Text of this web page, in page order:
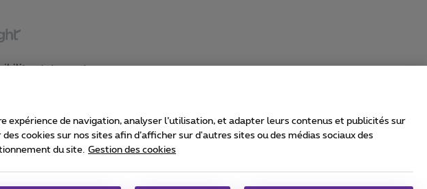
statement
Carrier & Wholesale Solutions
de navigation, analyser l’utilisation, et adapter leurs contenus et publicités sur
cookies sur nos sites afin d’afficher sur d'autres sites ou des médias sociaux des
du site. Gestion des cookies